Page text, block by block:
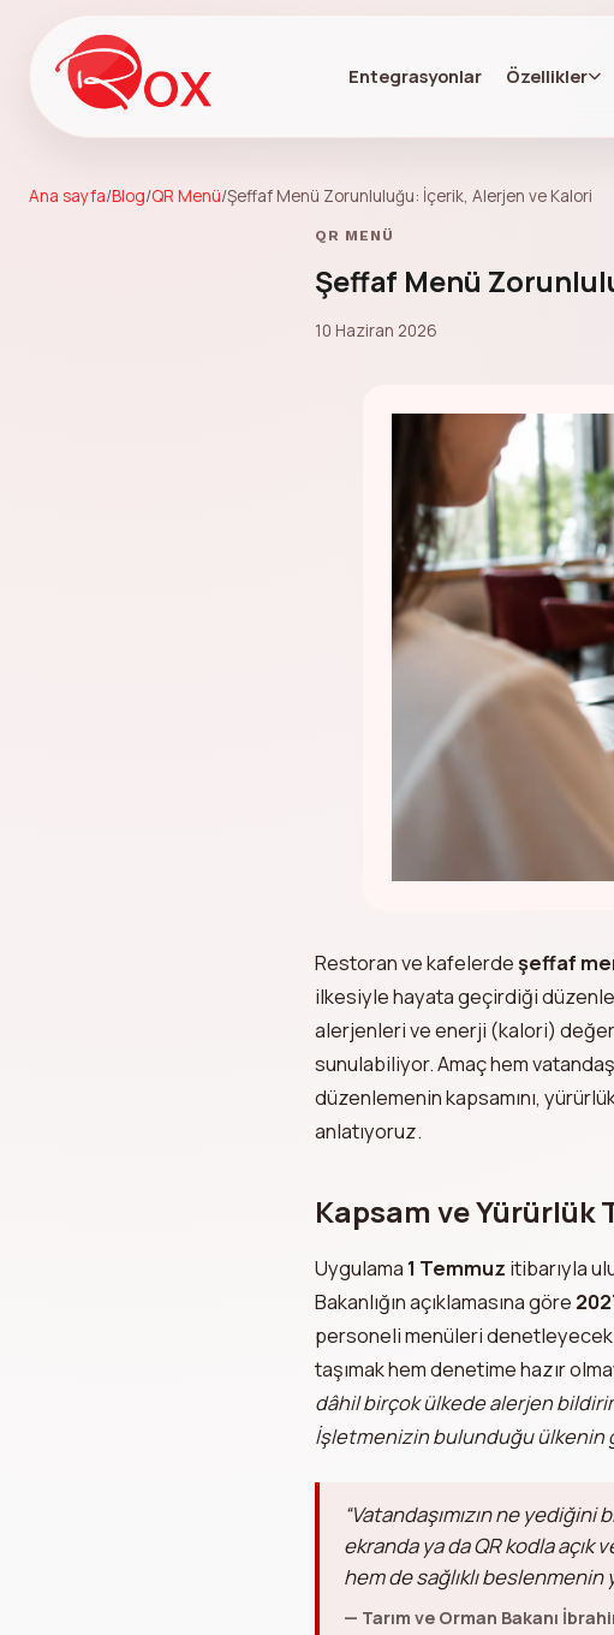
Entegrasyonlar Özellikler
Ana sayfa/Blog/QR Menü/Şeffaf Menü Zorunluluğu: İçerik, Alerjen ve Kalori
QR MENÜ
Şeffaf Menü
10 Haziran 2026
Restoran ve kafelerdeşeffaf
ilkesiyle hayata geçirdiği
alerjenleri ve enerji (kalori)
sunulabiliyor. Amaç hem
düzenlemenin kapsamını,
anlatıyoruz.
Kapsam ve Yürürlük
Uygulama 1 Temmuz itibarıyla
Bakanlığın açıklamasına göre
personeli menüleri denetleyecek
taşımak hem denetime hazır
dâhil birçok ülkede alerjen
İşletmenizin bulunduğu ülkenin
“Vatandaşımızın ne
ekranda ya da QR kodla açık
hem de sağlıklı beslenmenin
— Tarım ve Orman Bakanı